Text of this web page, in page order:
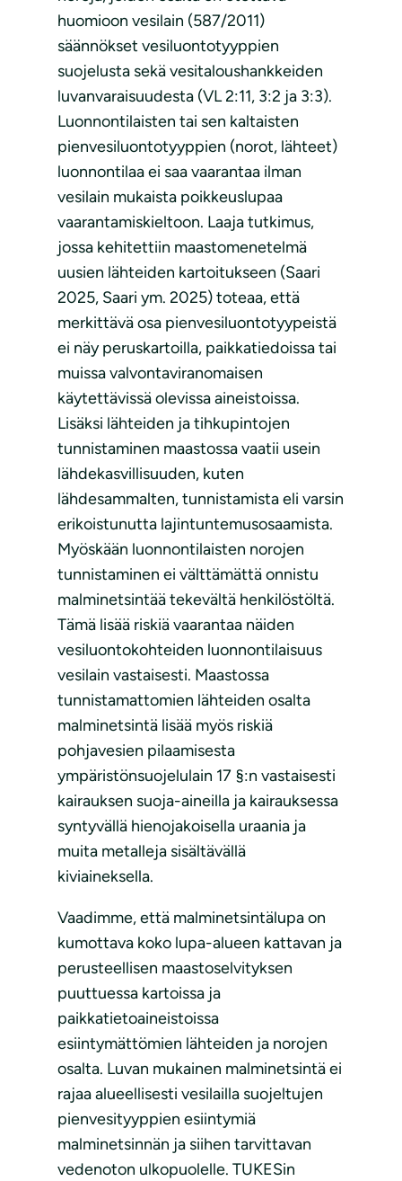
huomioon vesilain (587/2011)
säännökset vesiluontotyyppien
suojelusta sekä vesitaloushankkeiden
luvanvaraisuudesta (VL 2:11, 3:2 ja 3:3).
Luonnontilaisten tai sen kaltaisten
pienvesiluontotyyppien (norot, lähteet)
luonnontilaa ei saa vaarantaa ilman
vesilain mukaista poikkeuslupaa
vaarantamiskieltoon. Laaja tutkimus,
jossa kehitettiin maastomenetelmä
uusien lähteiden kartoitukseen (Saari
2025, Saari ym. 2025) toteaa, että
merkittävä osa pienvesiluontotyypeistä
ei näy peruskartoilla, paikkatiedoissa tai
muissa valvontaviranomaisen
käytettävissä olevissa aineistoissa.
Lisäksi lähteiden ja tihkupintojen
tunnistaminen maastossa vaatii usein
lähdekasvillisuuden, kuten
lähdesammalten, tunnistamista eli varsin
erikoistunutta lajintuntemusosaamista.
Myöskään luonnontilaisten norojen
tunnistaminen ei välttämättä onnistu
malminetsintää tekevältä henkilöstöltä.
Tämä lisää riskiä vaarantaa näiden
vesiluontokohteiden luonnontilaisuus
vesilain vastaisesti. Maastossa
tunnistamattomien lähteiden osalta
malminetsintä lisää myös riskiä
pohjavesien pilaamisesta
ympäristönsuojelulain 17 §:n vastaisesti
kairauksen suoja-aineilla ja kairauksessa
syntyvällä hienojakoisella uraania ja
muita metalleja sisältävällä
kiviaineksella.
Vaadimme, että malminetsintälupa on
kumottava koko lupa-alueen kattavan ja
perusteellisen maastoselvityksen
puuttuessa kartoissa ja
paikkatietoaineistoissa
esiintymättömien lähteiden ja norojen
osalta. Luvan mukainen malminetsintä ei
rajaa alueellisesti vesilailla suojeltujen
pienvesityyppien esiintymiä
malminetsinnän ja siihen tarvittavan
vedenoton ulkopuolelle. TUKESin